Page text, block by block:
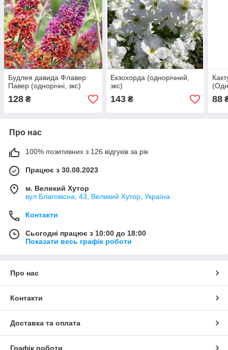
Будлея давида Флавер
Павер (однорічні, зкс)
128 ₴
Екзохорда (однорічний,
зкс)
143₴ 88
Про нас
100% позитивних з 126 відгуків за рік
Працює з 30.08.2023
м. Великий Хутор
вул Благовісна, 43, Великий Хутор, Україна
Контакти
Сьогодні працює з 10:00 до 18:00
Показати весь графік роботи
Про нас
Контакти
Доставка та оплата
Графік роботи